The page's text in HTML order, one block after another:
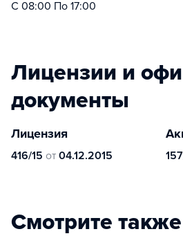
С 08:00 По 17:00
Лицензии и
документы
Лицензия
416/15 от 04.12.2015
Смотрите также